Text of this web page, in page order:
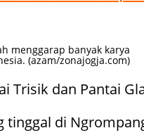
menggarap banyak karya
(azam/zonajogja.com)
Trisik dan Pantai
di